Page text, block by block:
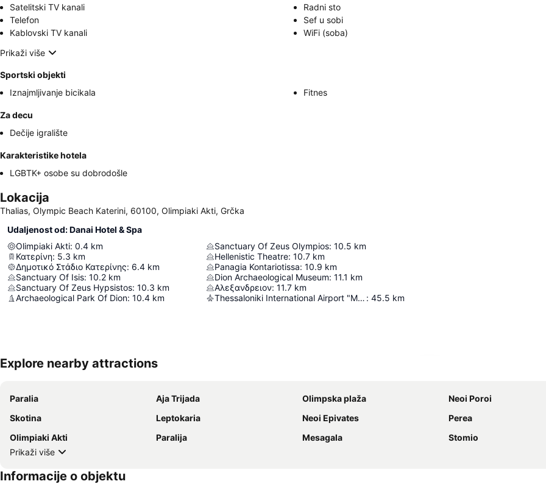
Satelitski TV kanali
Radni sto
Telefon
Sef u sobi
Kablovski TV kanali
WiFi (soba)
Prikaži više
Sportski objekti
Iznajmljivanje bicikala
Fitnes
Za decu
Dečije igralište
Karakteristike hotela
LGBTK+ osobe su dobrodošle
Lokacija
Thalias, Olympic Beach Katerini, 60100, Olimpiaki Akti, Grčka
Udaljenost od: Danai Hotel & Spa
Olimpiaki Akti: 0.4 km
Κατερίνη: 5.3 km
Δημοτικό Στάδιο Κατερίνης: 6.4 km
Sanctuary Of Isis: 10.2 km
Sanctuary Of Zeus Hypsistos: 10.3 km
Archaeological Park Of Dion: 10.4 km
Sanctuary Of Zeus Olympios: 10.5 km
Hellenistic Theatre: 10.7 km
Panagia Kontariotissa: 10.9 km
Dion Archaeological Museum: 11.1 km
Αλεξανδρειον: 11.7 km
Thessaloniki International Airport "Macedonia" : 45.5 km
Explore nearby attractions
Paralia Aja Trijada Olimpska plaža
Neoi Poroi
Skotina
Leptokaria Neoi Epivates
Perea
Olimpiaki Akti
Paralija Mesagala
Stomio
Prikaži više
Informacije o objektu